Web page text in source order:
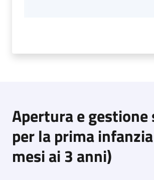
Apertura e gestione
per la prima
mesi ai 3 anni)